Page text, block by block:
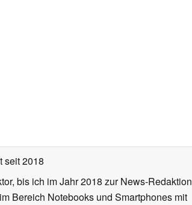
seit 2018
bis ich im Jahr 2018 zur News-Redaktion
Bereich Notebooks und Smartphones mit